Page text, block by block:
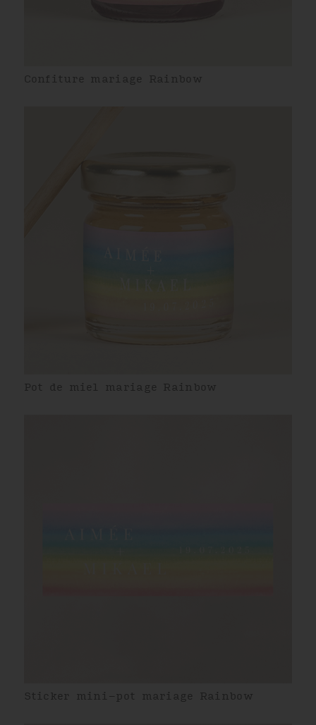
Confiture mariage Rainbow
Pot de miel mariage Rainbow
Sticker mini-pot mariage Rainbow